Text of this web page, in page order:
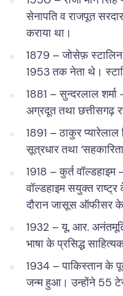
सेनापति व राजपूत
कराया था।
1879 – जोसेफ़
1953 तक नेता थे।
1881 – सुन्दरलाल
अग्रदूत तथा छत्तीसगढ़
1891 – ठाकुर
सूत्रधार तथा
1918 – कुर्त
वॉल्डहाइम सयुक्त
दौरान जासूस ऑफीसर के
1932 – यू. आर.
भाषा के प्रसिद्ध
1934 – पाकिस्तान के
जन्म हुआ। उन्होंने 55